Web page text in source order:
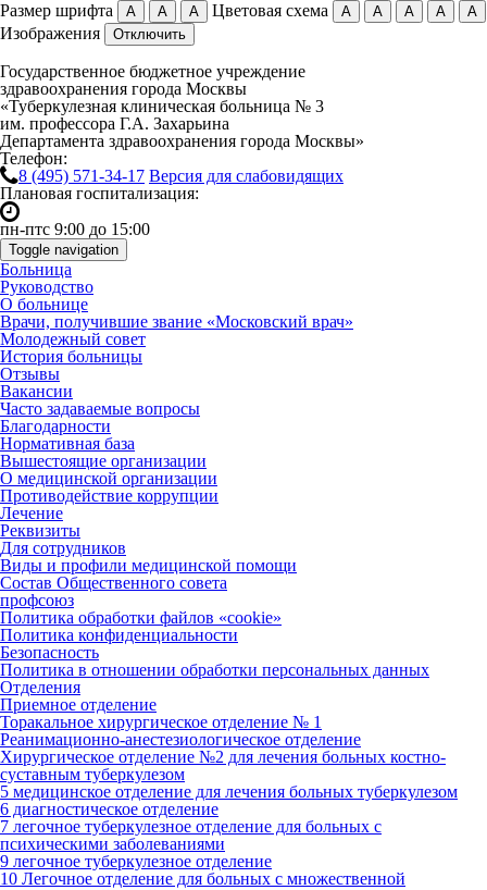
Размер шрифта А А А Цветовая схема А А А А А
Изображения Отключить
Государственное бюджетное учреждение
здравоохранения города Москвы
«Туберкулезная клиническая больница № 3
им. профессора Г.А. Захарьина
Департамента здравоохранения города Москвы»
Телефон:
8 (495) 571-34-17 Версия для слабовидящих
Плановая госпитализация:
пн-птс 9:00 до 15:00
Toggle navigation
Больница
Руководство
О больнице
Врачи, получившие звание «Московский врач»
Молодежный совет
История больницы
Отзывы
Вакансии
Часто задаваемые вопросы
Благодарности
Нормативная база
Вышестоящие организации
О медицинской организации
Противодействие коррупции
Лечение
Реквизиты
Для сотрудников
Виды и профили медицинской помощи
Состав Общественного совета
профсоюз
Политика обработки файлов «cookie»
Политика конфиденциальности
Безопасность
Политика в отношении обработки персональных данных
Отделения
Приемное отделение
Торакальное хирургическое отделение № 1
Реанимационно-анестезиологическое отделение
Хирургическое отделение №2 для лечения больных костно-
суставным туберкулезом
5 медицинское отделение для лечения больных туберкулезом
6 диагностическое отделение
7 легочное туберкулезное отделение для больных с
психическими заболеваниями
9 легочное туберкулезное отделение
10 Легочное отделение для больных с множественной